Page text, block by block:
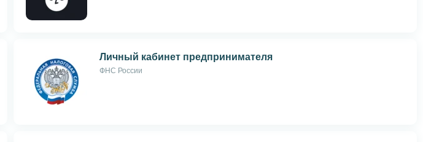
Личный кабинет предпринимателя
ФНС России